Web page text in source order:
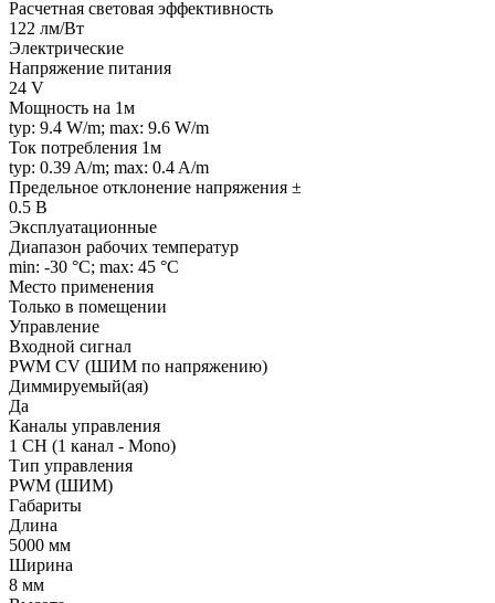
Расчетная световая эффективность
122 лм/Вт
Электрические
Напряжение питания
24 V
Мощность на 1м
typ: 9.4 W/m; max: 9.6 W/m
Ток потребления 1м
typ: 0.39 A/m; max: 0.4 A/m
Предельное отклонение напряжения ±
0.5 В
Эксплуатационные
Диапазон рабочих температур
min: -30 °C; max: 45 °C
Место применения
Только в помещении
Управление
Входной сигнал
PWM СV (ШИМ по напряжению)
Диммируемый(ая)
Да
Каналы управления
1 CH (1 канал - Mono)
Тип управления
PWM (ШИМ)
Габариты
Длина
5000 мм
Ширина
8 мм